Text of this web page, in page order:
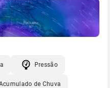
Pressão
de Chuva